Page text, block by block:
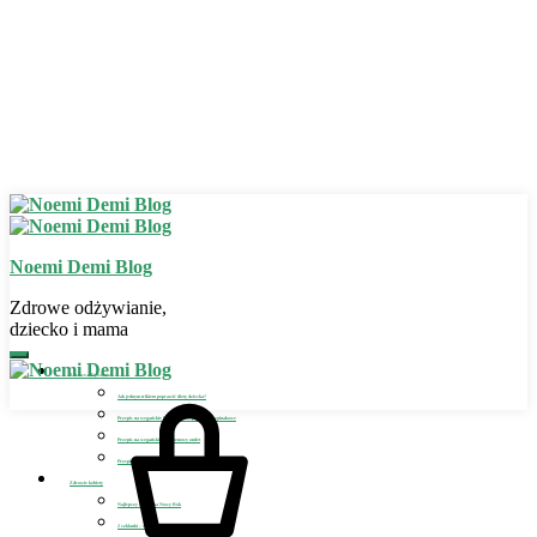
Noemi Demi Blog
Zdrowe odżywianie,
dziecko i mama
Zdrowe odżywianie
Jak jednym trikiem poprawić dietę dziecka?
Przepis na wegańskie bezglutenowe placuszki szpinakowe
Przepis na wegański bezglutenowy omlet
Przepis na wegańskie lody dla dziecka
Zdrowie kobiety
Najlepszy detoks na Nowy Rok
2 szklanki – sposób na detoks i odchudzanie